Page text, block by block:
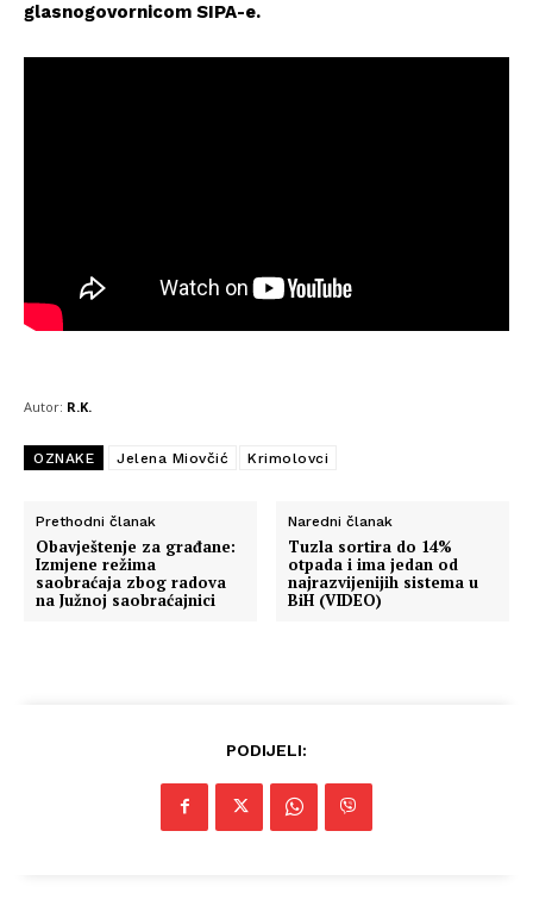
glasnogovornicom SIPA-e.
Autor: R.K.
OZNAKE Jelena Miovčić Krimolovci
Prethodni članak
Obavještenje za građane:
Izmjene režima
saobraćaja zbog radova
na Južnoj saobraćajnici
Naredni članak
Tuzla sortira do 14%
otpada i ima jedan od
najrazvijenijih sistema u
BiH (VIDEO)
PODIJELI: